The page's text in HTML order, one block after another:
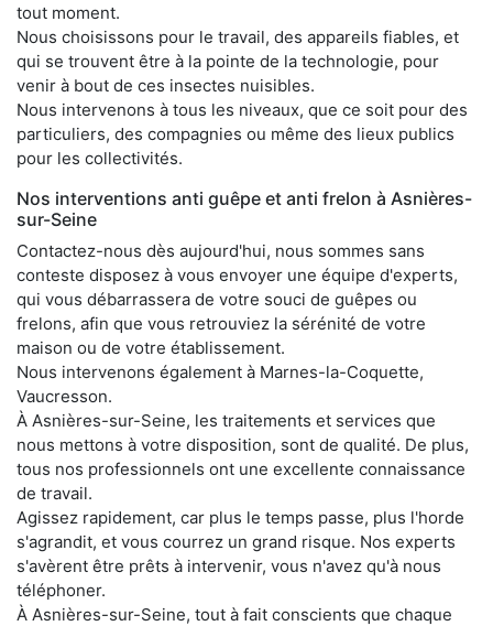
tout moment.
Nous choisissons pour le travail, des appareils fiables, et
qui se trouvent être à la pointe de la technologie, pour
venir à bout de ces insectes nuisibles.
Nous intervenons à tous les niveaux, que ce soit pour des
particuliers, des compagnies ou même des lieux publics
pour les collectivités.
Nos interventions anti guêpe et anti frelon à Asnières-
sur-Seine
Contactez-nous dès aujourd'hui, nous sommes sans
conteste disposez à vous envoyer une équipe d'experts,
qui vous débarrassera de votre souci de guêpes ou
frelons, afin que vous retrouviez la sérénité de votre
maison ou de votre établissement.
Nous intervenons également à Marnes-la-Coquette,
Vaucresson.
À Asnières-sur-Seine, les traitements et services que
nous mettons à votre disposition, sont de qualité. De plus,
tous nos professionnels ont une excellente connaissance
de travail.
Agissez rapidement, car plus le temps passe, plus l'horde
s'agrandit, et vous courrez un grand risque. Nos experts
s'avèrent être prêts à intervenir, vous n'avez qu'à nous
téléphoner.
À Asnières-sur-Seine, tout à fait conscients que chaque